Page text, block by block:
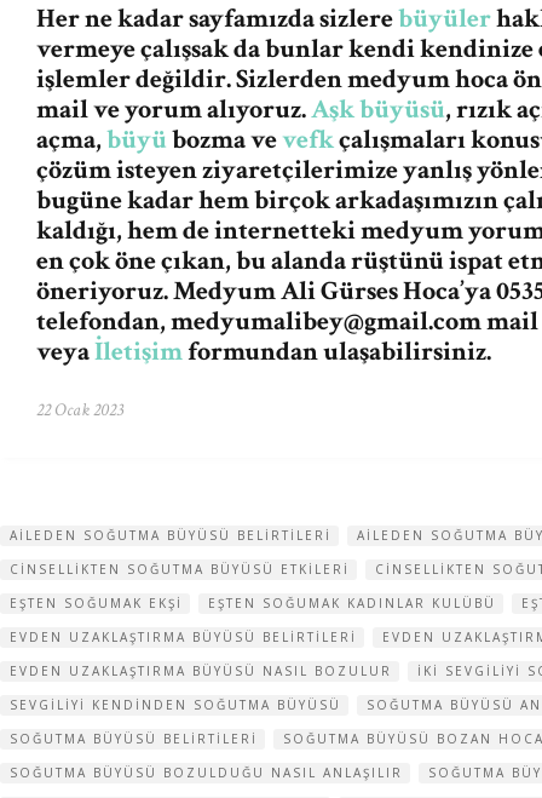
Her ne kadar sayfamızda sizlerebüyüler
vermeye çalışsak da bunlar kendi
işlemler değildir. Sizlerden medyum hoca
mail ve yorum alıyoruz.Aşk büyüsü, rızık
açma,büyübozma vevefkçalışmaları
çözüm isteyen ziyaretçilerimize yanlış
bugüne kadar hem birçok arkadaşımızın
kaldığı, hem de internetteki medyum
en çok öne çıkan, bu alanda rüştünü ispat
öneriyoruz. Medyum Ali Gürses Hoca’ya
telefondan,medyumalibey@gmail.commail
veyaİletişimformundan ulaşabilirsiniz.
22 Ocak 2023
AILEDEN SOĞUTMA BÜYÜSÜ BELIRTILERI
AILEDEN SOĞUTMA
CINSELLIKTEN SOĞUTMA BÜYÜSÜ ETKILERI
CINSELLIKTEN
EŞTEN SOĞUMAK EKŞI
EŞTEN SOĞUMAK KADINLAR KULÜBÜ
EVDEN UZAKLAŞTIRMA BÜYÜSÜ BELIRTILERI
EVDEN
EVDEN UZAKLAŞTIRMA BÜYÜSÜ NASIL BOZULUR
IKI SEVGILIYI
SEVGILIYI KENDINDEN SOĞUTMA BÜYÜSÜ
SOĞUTMA BÜYÜSÜ
SOĞUTMA BÜYÜSÜ BELIRTILERI
SOĞUTMA BÜYÜSÜ BOZAN
SOĞUTMA BÜYÜSÜ BOZULDUĞU NASIL ANLAŞILIR
SOĞUTMA